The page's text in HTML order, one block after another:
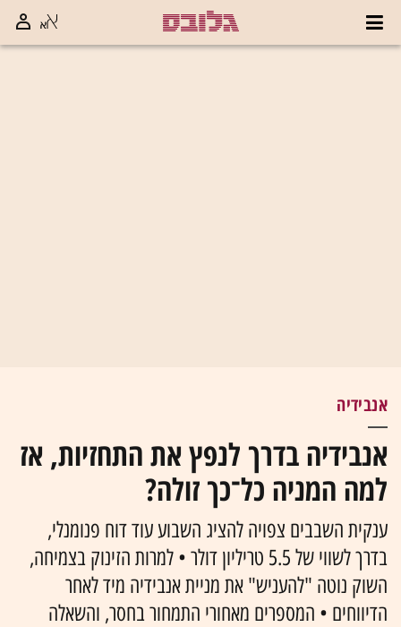
אנבידיה
אנבידיה בדרך לנפץ את התחזיות, אז
למה המניה כל־כך זולה?
ענקית השבבים צפויה להציג השבוע עוד דוח פנומנלי,
בדרך לשווי של 5.5 טריליון דולר • למרות הזינוק בצמיחה,
השוק נוטה "להעניש" את מניית אנבידיה מיד לאחר
הדיווחים • המספרים מאחורי התמחור בחסר, והשאלה